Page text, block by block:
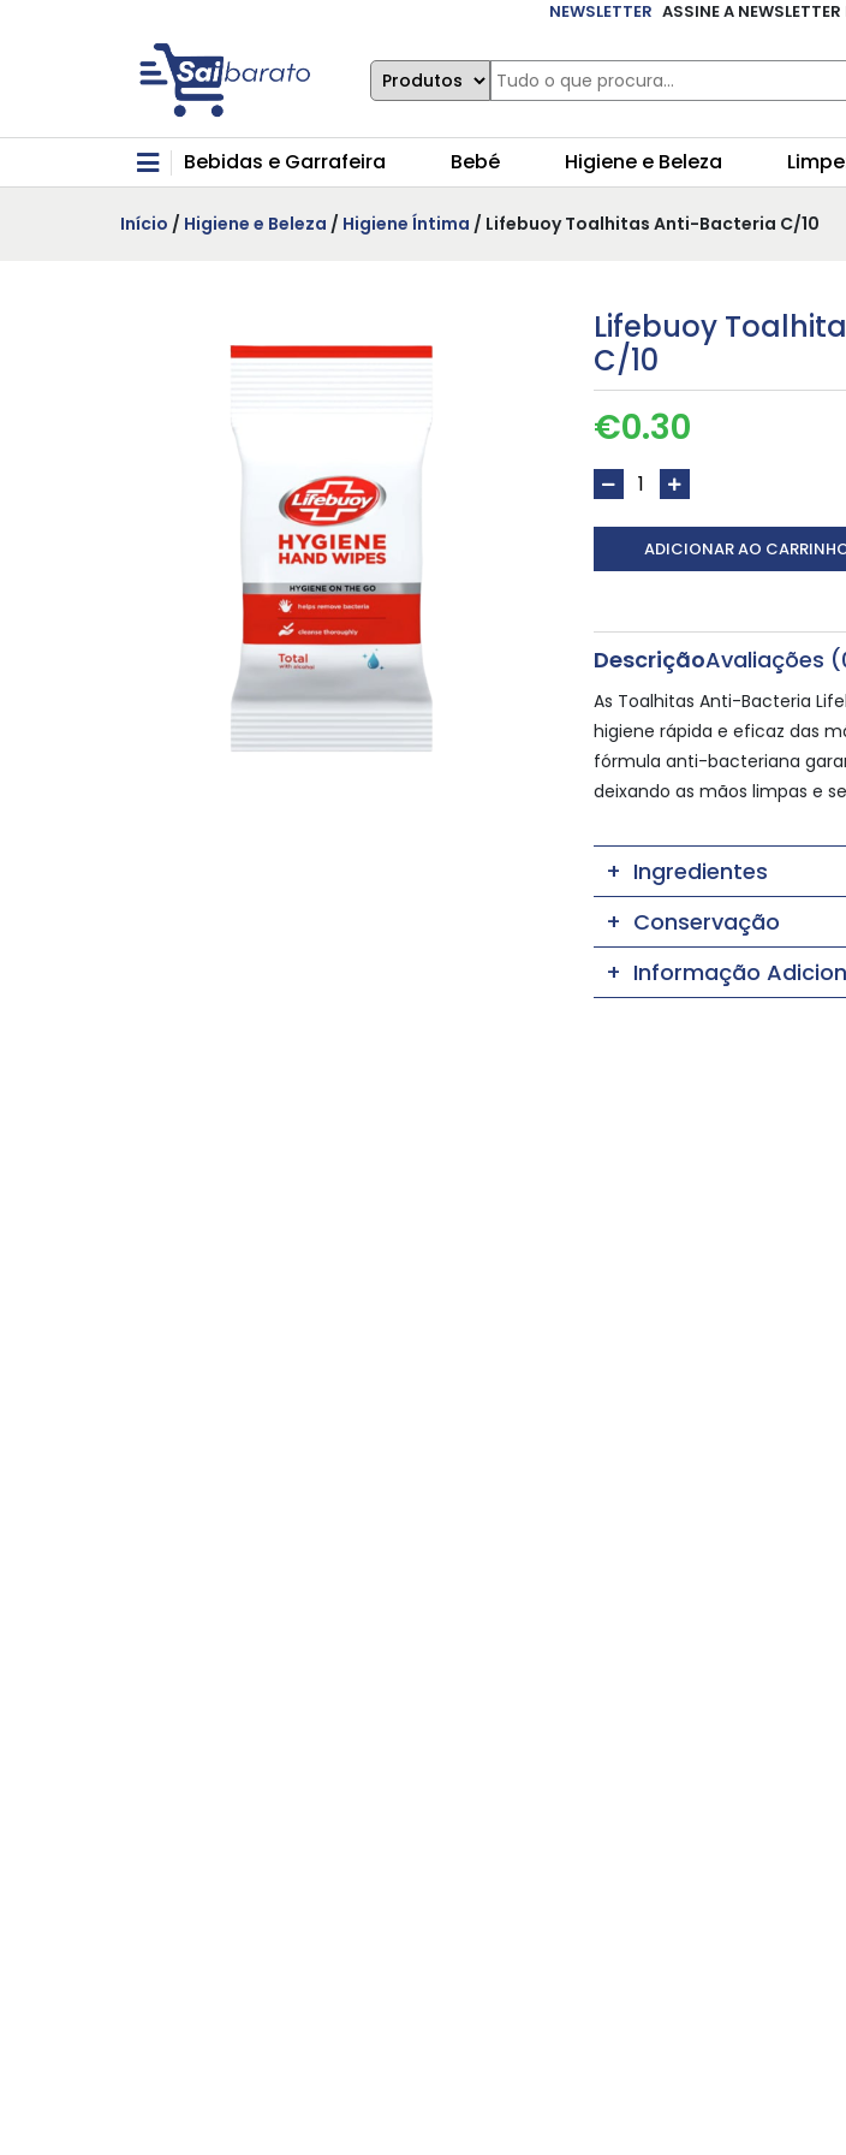
NEWSLETTER ASSINE A
Bebidas e Garrafeira Bebé Higiene e Beleza
Início / Higiene e Beleza / Higiene Íntima / Lifebuoy Toalhitas Anti-Bacteria C/10
Lifebuoy
C/10
€0.30
ADICIONAR AO
DescriçãoAvaliações
As Toalhitas Anti-Bacteria
higiene rápida e eficaz das
fórmula anti-bacteriana
deixando as mãos limpas e
Ingredientes
Conservação
Informação